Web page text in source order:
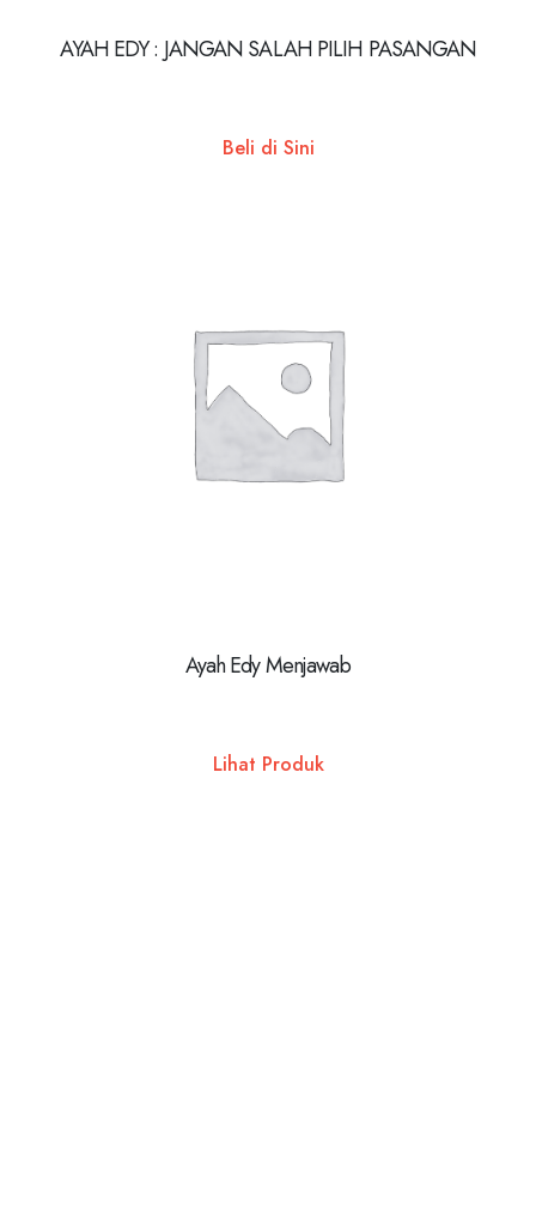
AYAH EDY : JANGAN SALAH PILIH PASANGAN
Beli di Sini
Ayah Edy Menjawab
Lihat Produk